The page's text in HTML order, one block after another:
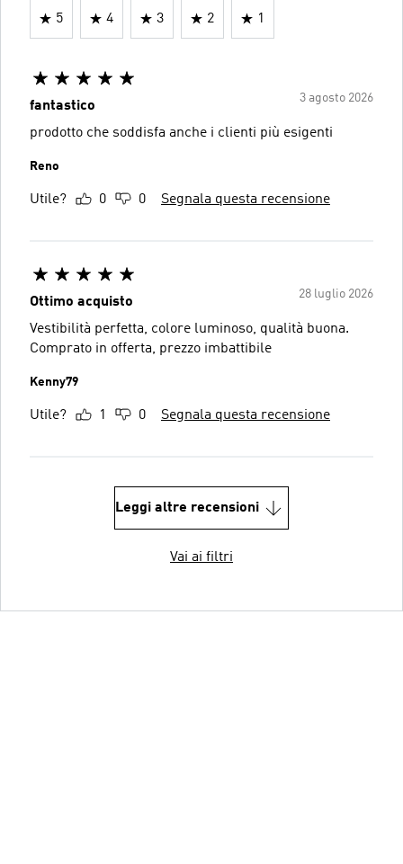
5 4 3 2 1
3 agosto 2026
fantastico
prodotto che soddisfa anche i clienti più esigenti
Reno
Utile? 0 0 Segnala questa recensione
28 luglio 2026
Ottimo acquisto
Vestibilità perfetta, colore luminoso, qualità buona.
Comprato in offerta, prezzo imbattibile
Kenny79
Utile? 1 0 Segnala questa recensione
Leggi altre recensioni
Vai ai filtri